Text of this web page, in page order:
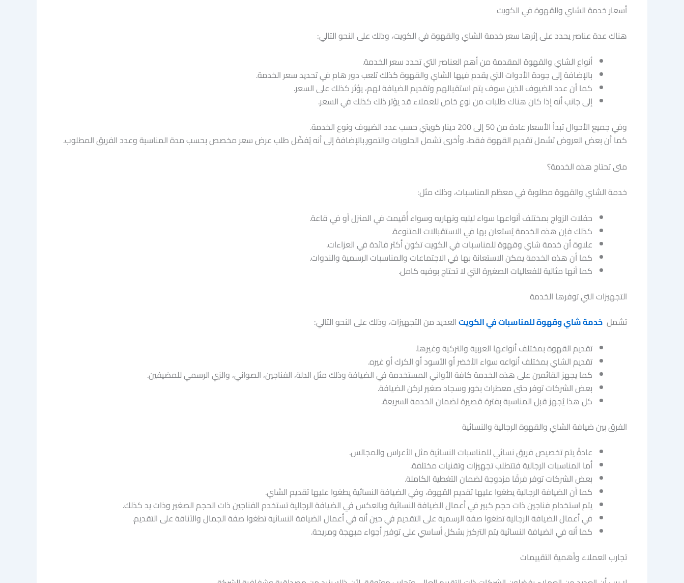
أسعار خدمة الشاي والقهوة في الكويت
هناك عدة عناصر يحدد على إثرها سعر خدمة الشاي والقهوة في الكويت، وذلك على النحو التالي:
أنواع الشاي والقهوة المقدمة من أهم العناصر التي تحدد سعر الخدمة.
بالإضافة إلى جودة الأدوات التي يقدم فيها الشاي والقهوة كذلك تلعب دور هام في تحديد سعر الخدمة.
كما أن عدد الضيوف الذين سوف يتم استقبالهم وتقديم الضيافة لهم، يؤثر كذلك على السعر.
إلى جانب أنه إذا كان هناك طلبات من نوع خاص للعملاء قد يؤثر ذلك كذلك في السعر.
وفي جميع الأحوال تبدأ الأسعار عادة من 50 إلى 200 دينار كويتي حسب عدد الضيوف ونوع الخدمة.
كما أن بعض العروض تشمل تقديم القهوة فقط، وأخرى تشمل الحلويات والتمور.بالإضافة إلى أنه يُفضّل طلب عرض سعر مخصص بحسب مدة المناسبة وعدد الفريق المطلوب.
متى تحتاج هذه الخدمة؟
خدمة الشاي والقهوة مطلوبة في معظم المناسبات، وذلك مثل:
حفلات الزواج بمختلف أنواعها سواء ليليه ونهاريه وسواء أُقيمت في المنزل أو في قاعة.
كذلك فإن هذه الخدمة يُستعان بها في الاستقبالات المتنوعة.
علاوة أن خدمة شاي وقهوة للمناسبات في الكويت تكون أكثر فائدة في العزاءات.
كما أن هذه الخدمة يمكن الاستعانة بها في الاجتماعات والمناسبات الرسمية والندوات.
كما أنها مثالية للفعاليات الصغيرة التي لا تحتاج بوفيه كامل.
التجهيزات التي توفرها الخدمة
تشمل خدمة شاي وقهوة للمناسبات في الكويتالعديد من التجهيزات، وذلك على النحو التالي:
تقديم القهوة بمختلف أنواعها العربية والتركية وغيرها.
تقديم الشاي بمختلف أنواعه سواء الأخضر أو الأسود أو الكرك أو غيره.
كما يجهز القائمين على هذه الخدمة كافة الأواني المستخدمة في الضيافة وذلك مثل الدلة، الفناجين، الصواني، والزي الرسمي للمضيفين.
بعض الشركات توفر حتى معطرات بخور وسجاد صغير لركن الضيافة.
كل هذا يُجهز قبل المناسبة بفترة قصيرة لضمان الخدمة السريعة.
الفرق بين ضيافة الشاي والقهوة الرجالية والنسائية
عادةً يتم تخصيص فريق نسائي للمناسبات النسائية مثل الأعراس والمجالس.
أما المناسبات الرجالية فتتطلب تجهيزات وتقنيات مختلفة.
بعض الشركات توفر فرقًا مزدوجة لضمان التغطية الكاملة.
كما أن الضيافة الرجالية يطغوا عليها تقديم القهوة، وفي الضيافة النسائية يطغوا عليها تقديم الشاي.
يتم استخدام فناجين ذات حجم كبير في أعمال الضيافة النسائية وبالعكس في الضيافة الرجالية تستخدم الفناجين ذات الحجم الصغير وذات يد كذلك.
في أعمال الضيافة الرجالية تطغوا صفة الرسمية على التقديم في حين أنه في أعمال الضيافة النسائية تطغوا صفة الجمال والأناقة على التقديم.
كما أنه في الضيافة النسائية يتم التركيز بشكل أساسي على توفير أجواء مبهجة ومريحة.
تجارب العملاء وأهمية التقييمات